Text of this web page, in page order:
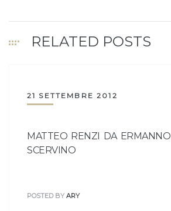
RELATED POSTS
21 SETTEMBRE 2012
MATTEO RENZI DA ERMANNO
SCERVINO
POSTED BY ARY